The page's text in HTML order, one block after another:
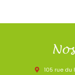
105 rue du